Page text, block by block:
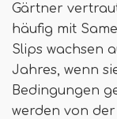
Gärtner
häufig mit
Slips wachsen
Jahres, wenn
Bedingungen
werden von